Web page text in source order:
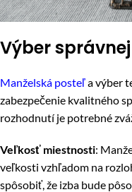
Výber
Manželská posteľa výber
zabezpečenie kvalitného
rozhodnutí je potrebné
Veľkosť miestnosti:
veľkosti vzhľadom na
spôsobiť, že izba bude